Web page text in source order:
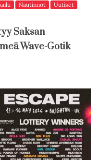
Nautinnot
Uutiset
Saksan
Wave-Gotik